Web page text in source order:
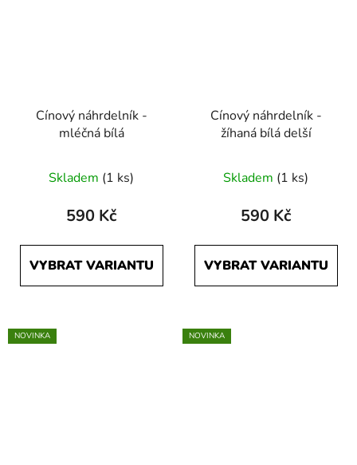
Cínový náhrdelník -
mléčná bílá
Skladem (1 ks)
590 Kč
VYBRAT VARIANTU
Cínový náhrdelník -
žíhaná bílá delší
Skladem (1 ks)
590 Kč
VYBRAT VARIANTU
NOVINKA NOVINKA